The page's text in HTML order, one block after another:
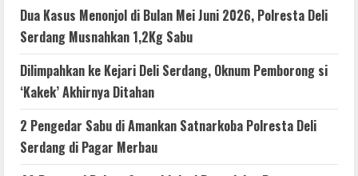
Dua Kasus Menonjol di Bulan Mei Juni 2026, Polresta Deli
Serdang Musnahkan 1,2Kg Sabu
Dilimpahkan ke Kejari Deli Serdang, Oknum Pemborong si
‘Kakek’ Akhirnya Ditahan
2 Pengedar Sabu di Amankan Satnarkoba Polresta Deli
Serdang di Pagar Merbau